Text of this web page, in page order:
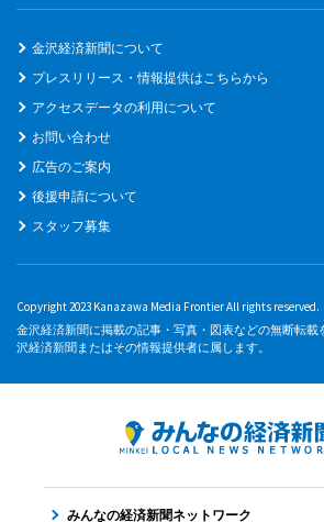
金沢経済新聞について
プレスリリース・情報提供はこちらから
アクセスデータの利用について
お問い合わせ
広告のご案内
後援申請について
スタッフ募集
Copyright 2023 Kanazawa Media Frontier All rights reserved.
金沢経済新聞に掲載の記事・写真・図表などの無断転載
沢経済新聞またはその情報提供者に属します。
みんなの経済新聞ネットワーク